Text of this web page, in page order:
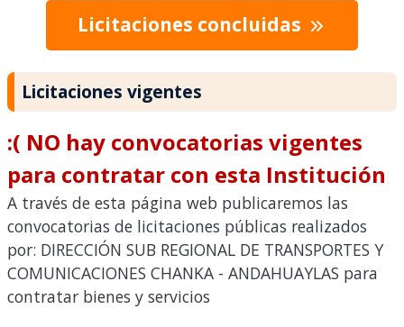
Licitaciones concluidas
Licitaciones vigentes
:( NO hay convocatorias vigentes
para contratar con esta Institución
A través de esta página web publicaremos las
convocatorias de licitaciones públicas realizados
por: DIRECCIÓN SUB REGIONAL DE TRANSPORTES Y
COMUNICACIONES CHANKA - ANDAHUAYLAS para
contratar bienes y servicios